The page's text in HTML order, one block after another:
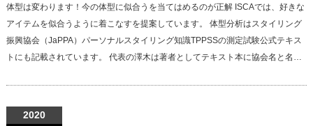
体型は変わります！今の体型に似合うを当てはめるのが正解 ISCAでは、好きな
アイテムを似合うように着こなすを提案しています。 体型分析はスタイリング
振興協会（JaPPA）パーソナルスタイリング知識TPPSSの測定試験公式テキス
トにも記載されています。 代表の澤木は著者としてテキスト本に協会名と名…
2020